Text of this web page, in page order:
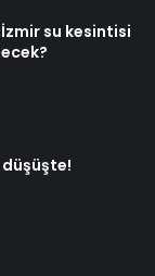
su kesintisi